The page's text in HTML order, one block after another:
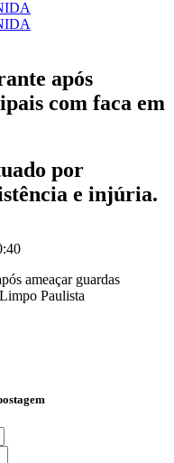
após
com faca em
por
e injúria.